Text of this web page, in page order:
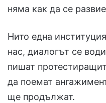
няма как да се
Нито една
нас, диалогът се
пишат
да поемат
ще продължат.